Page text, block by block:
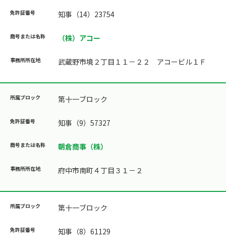
知事（14）23754
（株）アコー
武蔵野市境２丁目１１－２２ アコービル１Ｆ
第十一ブロック
知事（9）57327
朝倉商事（株）
府中市南町４丁目３１－２
第十一ブロック
知事（8）61129